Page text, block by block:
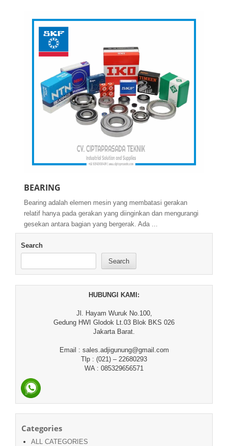
BEARING
Bearing adalah elemen mesin yang membatasi gerakan
relatif hanya pada gerakan yang diinginkan dan mengurangi
gesekan antara bagian yang bergerak. Ada ...
Search
Search
HUBUNGI KAMI:
Jl. Hayam Wuruk No.100,
Gedung HWI Glodok Lt.03 Blok BKS 026
Jakarta Barat.
Email : sales.adjigunung@gmail.com
Tlp : (021) – 22680293
WA : 085329656571
Categories
ALL CATEGORIES